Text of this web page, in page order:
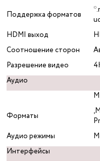
Поддержка форматов
HDMI выход
Соотношение сторон
Разрешение видео
Аудио
Форматы
Аудио режимы
Интерфейсы